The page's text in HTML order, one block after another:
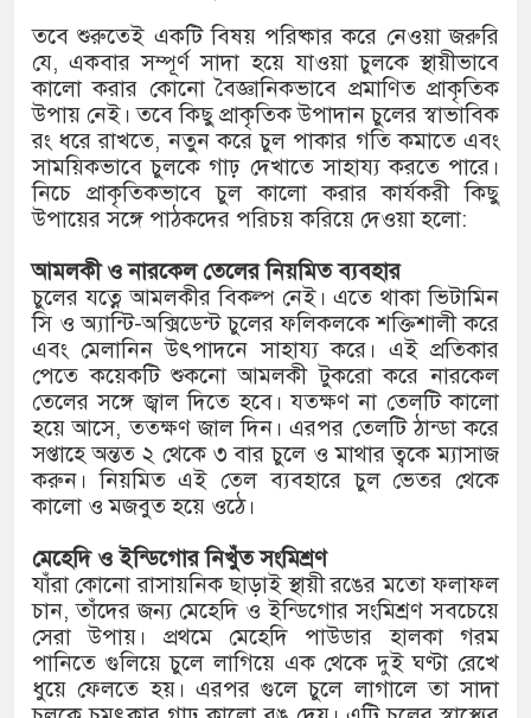
খিলক্ষেত থানা বিএনপির যুগ্ম
দেশের ৬ অঞ্চলে ঝড়ের আভাস
সার্ককে আরও গতিশীল করতে চায়
প্রেমের সম্পর্ক ছিন্ন না করায় মা-
প্রধানমন্ত্রীর সঙ্গে নবনিযুক্ত
হামের উপসর্গে আরও ৬ প্রাণহানি,
অবশেষে পদত্যাগ করলেন ভারতের
জামায়াত ফেরেশতাদের দল নয়, ভুল
তবে শুরুতেই একটি বিষয় পরিষ্কার করে নেওয়া জরুরি
যে, একবার সম্পূর্ণ সাদা হয়ে যাওয়া চুলকে স্থায়ীভাবে
কালো করার কোনো বৈজ্ঞানিকভাবে প্রমাণিত প্রাকৃতিক
উপায় নেই। তবে কিছু প্রাকৃতিক উপাদান চুলের স্বাভাবিক
রং ধরে রাখতে, নতুন করে চুল পাকার গতি কমাতে এবং
সাময়িকভাবে চুলকে গাঢ় দেখাতে সাহায্য করতে পারে।
নিচে প্রাকৃতিকভাবে চুল কালো করার কার্যকরী কিছু
উপায়ের সঙ্গে পাঠকদের পরিচয় করিয়ে দেওয়া হলো:
আমলকী ও নারকেল তেলের নিয়মিত ব্যবহার
চুলের যত্নে আমলকীর বিকল্প নেই। এতে থাকা ভিটামিন
সি ও অ্যান্টি-অক্সিডেন্ট চুলের ফলিকলকে শক্তিশালী করে
এবং মেলানিন উৎপাদনে সাহায্য করে। এই প্রতিকার
পেতে কয়েকটি শুকনো আমলকী টুকরো করে নারকেল
তেলের সঙ্গে জ্বাল দিতে হবে। যতক্ষণ না তেলটি কালো
হয়ে আসে, ততক্ষণ জাল দিন। এরপর তেলটি ঠান্ডা করে
সপ্তাহে অন্তত ২ থেকে ৩ বার চুলে ও মাথার ত্বকে ম্যাসাজ
করুন। নিয়মিত এই তেল ব্যবহারে চুল ভেতর থেকে
কালো ও মজবুত হয়ে ওঠে।
মেহেদি ও ইন্ডিগোর নিখুঁত সংমিশ্রণ
যাঁরা কোনো রাসায়নিক ছাড়াই স্থায়ী রঙের মতো ফলাফল
চান, তাঁদের জন্য মেহেদি ও ইন্ডিগোর সংমিশ্রণ সবচেয়ে
সেরা উপায়। প্রথমে মেহেদি পাউডার হালকা গরম
পানিতে গুলিয়ে চুলে লাগিয়ে এক থেকে দুই ঘণ্টা রেখে
ধুয়ে ফেলতে হয়। এরপর গুলে চুলে লাগালে তা সাদা